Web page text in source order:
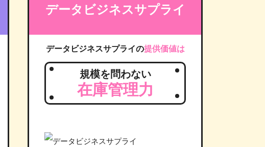
データビジネスサプライ
データビジネスサプライの提供価値は
規模を問わない
在庫管理力